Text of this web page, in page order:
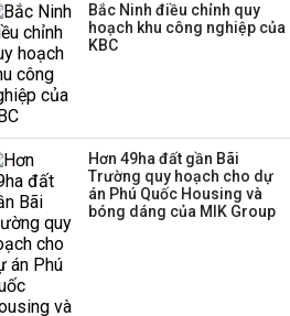
Bắc Ninh điều chỉnh quy
hoạch khu công nghiệp của
KBC
Hơn 49ha đất gần Bãi
Trường quy hoạch cho dự
án Phú Quốc Housing và
bóng dáng của MIK Group